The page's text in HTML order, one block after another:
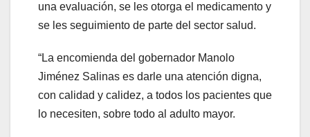
una evaluación, se les otorga el medicamento y
se les seguimiento de parte del sector salud.
“La encomienda del gobernador Manolo
Jiménez Salinas es darle una atención digna,
con calidad y calidez, a todos los pacientes que
lo necesiten, sobre todo al adulto mayor.